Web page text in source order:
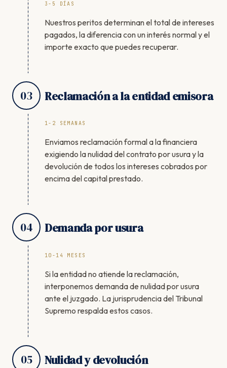
3-5 DÍAS
Nuestros peritos determinan el total de intereses
pagados, la diferencia con un interés normal y el
importe exacto que puedes recuperar.
03 Reclamación a la entidad emisora
1-2 SEMANAS
Enviamos reclamación formal a la financiera
exigiendo la nulidad del contrato por usura y la
devolución de todos los intereses cobrados por
encima del capital prestado.
04 Demanda por usura
10-14 MESES
Si la entidad no atiende la reclamación,
interponemos demanda de nulidad por usura
ante el juzgado. La jurisprudencia del Tribunal
Supremo respalda estos casos.
05 Nulidad y devolución